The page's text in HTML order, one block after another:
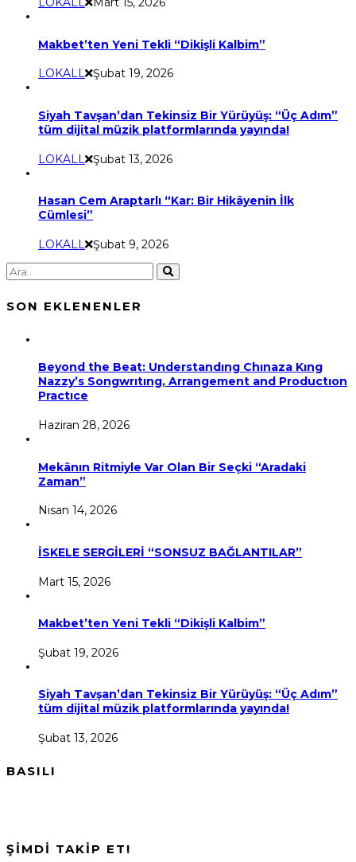
Makbet’ten Yeni Tekli “Dikişli Kalbim”
LOKALL Şubat 19, 2026
Siyah Tavşan’dan Tekinsiz Bir Yürüyüş: “Üç Adım”
tüm dijital müzik platformlarında yayında!
LOKALL Şubat 13, 2026
Hasan Cem Araptarlı “Kar: Bir Hikâyenin İlk
Cümlesi”
LOKALL Şubat 9, 2026
SON EKLENENLER
Beyond the Beat: Understandıng Chınaza Kıng
Nazzy’s Songwrıtıng, Arrangement and Productıon
Practıce
Haziran 28, 2026
Mekânın Ritmiyle Var Olan Bir Seçki “Aradaki
Zaman”
Nisan 14, 2026
İSKELE SERGİLERİ “SONSUZ BAĞLANTILAR”
Mart 15, 2026
Makbet’ten Yeni Tekli “Dikişli Kalbim”
Şubat 19, 2026
Siyah Tavşan’dan Tekinsiz Bir Yürüyüş: “Üç Adım”
tüm dijital müzik platformlarında yayında!
Şubat 13, 2026
BASILI
ŞİMDİ TAKİP ET!